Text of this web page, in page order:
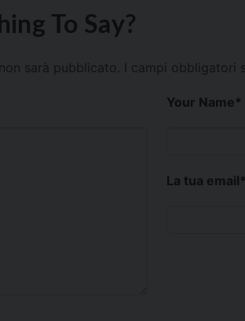
To Say?
sarà pubblicato. I campi obbligatori
Your Name*
La tua email*